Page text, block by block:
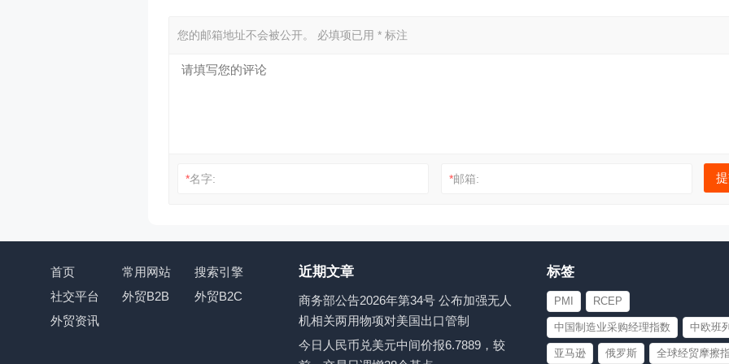
您的邮箱地址不会被公开。 必填项已用 * 标注
*名字: *邮箱:
首页 常用网站
搜索引擎
社交平台
外贸B2B
外贸B2C
外贸资讯
近期文章
商务部公告2026年第34号 公布加强无人
机相关两用物项对美国出口管制
今日人民币兑美元中间价报6.7889，较
标签
PMI RCEP
中国制造业采购经理指数 中欧班
亚马逊 俄罗斯 全球经贸摩擦